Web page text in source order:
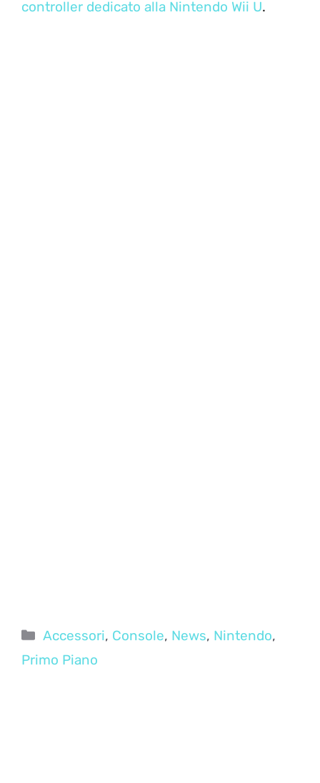
controller dedicato alla Nintendo Wii U.
Categorie
Accessori, Console, News, Nintendo,
Primo Piano